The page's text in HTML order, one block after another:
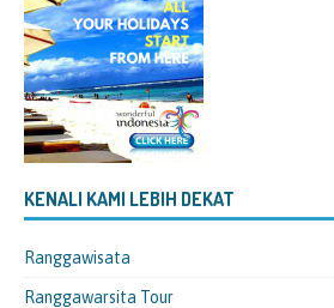
KENALI KAMI LEBIH DEKAT
Ranggawisata
Ranggawarsita Tour